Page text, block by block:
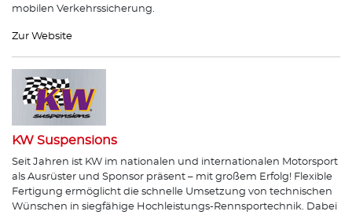
mobilen Verkehrssicherung.
Zur Website
KW Suspensions
Seit Jahren ist KW im nationalen und internationalen Motorsport
als Ausrüster und Sponsor präsent – mit großem Erfolg! Flexible
Fertigung ermöglicht die schnelle Umsetzung von technischen
Wünschen in siegfähige Hochleistungs-Rennsportechnik. Dabei